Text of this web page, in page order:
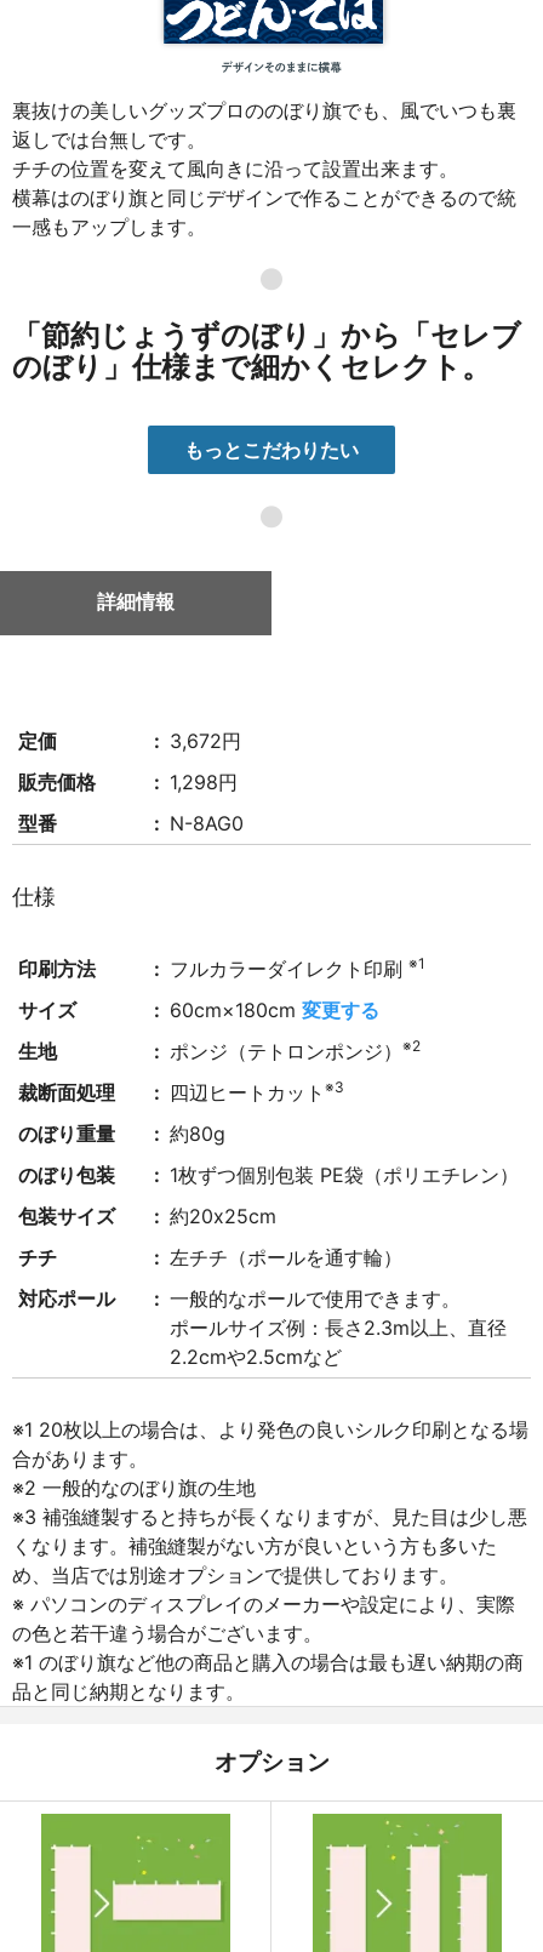
裏抜けの美しいグッズプロののぼり旗でも、風でいつも裏
返しでは台無しです。
チチの位置を変えて風向きに沿って設置出来ます。
横幕はのぼり旗と同じデザインで作ることができるので統
一感もアップします。
●
「節約じょうずのぼり」から「セレブ
のぼり」仕様まで細かくセレクト。
もっとこだわりたい
●
詳細情報
定価
3,672円
販売価格
1,298円
型番
N-8AG0
仕様
印刷方法 フルカラーダイレクト印刷※1
サイズ 60cm×180cm変更する
生地
ポンジ（テトロンポンジ）※2
裁断面処理 四辺ヒートカット※3
のぼり重量
約80g
のぼり包装
1枚ずつ個別包装 PE袋（ポリエチレン）
包装サイズ
約20x25cm
チチ
左チチ（ポールを通す輪）
対応ポール
一般的なポールで使用できます。
ポールサイズ例：長さ2.3m以上、直径
2.2cmや2.5cmなど
※1 20枚以上の場合は、より発色の良いシルク印刷となる場
合があります。
※2 一般的なのぼり旗の生地
※3 補強縫製すると持ちが長くなりますが、見た目は少し悪
くなります。補強縫製がない方が良いという方も多いた
め、当店では別途オプションで提供しております。
※ パソコンのディスプレイのメーカーや設定により、実際
の色と若干違う場合がございます。
※1 のぼり旗など他の商品と購入の場合は最も遅い納期の商
品と同じ納期となります。
オプション